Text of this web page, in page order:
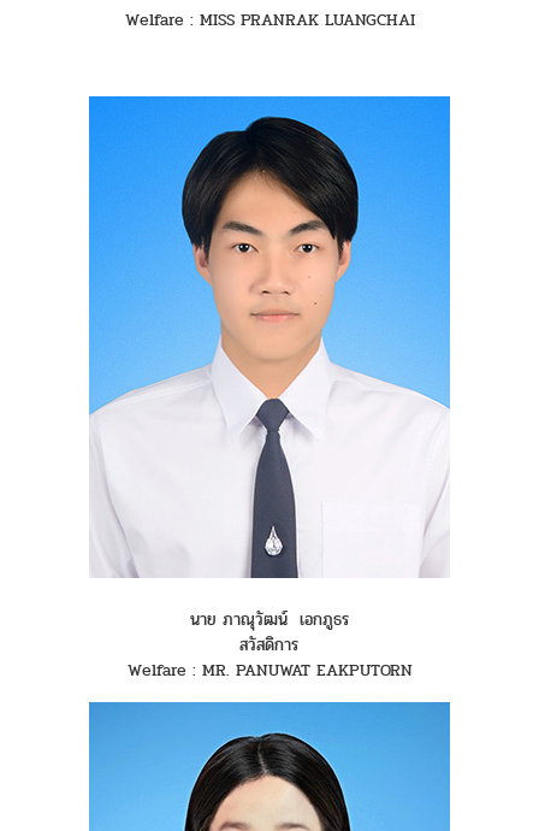
Welfare : MISS PRANRAK LUANGCHAI
นาย ภาณุวัฒน์ เอกภูธร
สวัสดิการ
Welfare : MR. PANUWAT EAKPUTORN